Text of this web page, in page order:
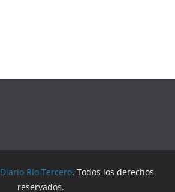
Diario Río Tercero. Todos los derechos
reservados.